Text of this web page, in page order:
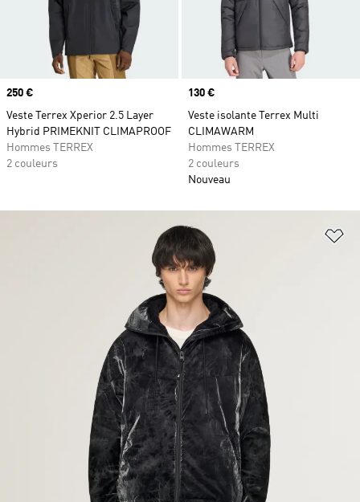
Prix
250 €
Veste Terrex Xperior 2.5 Layer
Hybrid PRIMEKNIT CLIMAPROOF
Hommes TERREX
2 couleurs
Prix
130 €
Veste isolante Terrex Multi
CLIMAWARM
Hommes TERREX
2 couleurs
Nouveau